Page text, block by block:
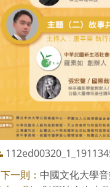
下一則： 中國文化大學